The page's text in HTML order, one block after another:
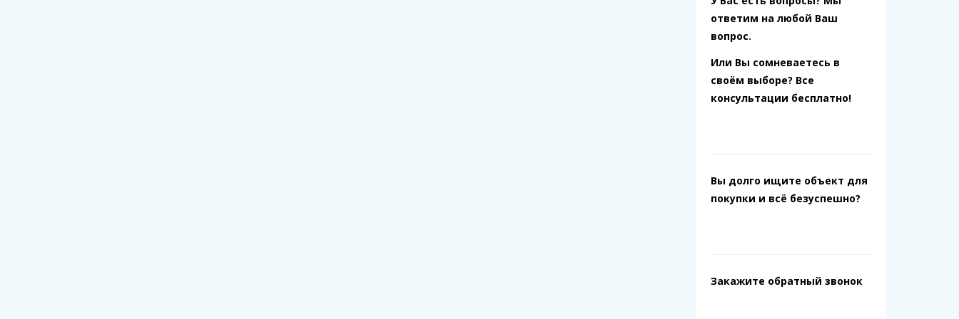
ответим на любой Ваш
вопрос.
Или Вы сомневаетесь в
своём выборе? Все
консультации бесплатно!
Вы долго ищите объект для
покупки и всё безуспешно?
Закажите обратный звонок